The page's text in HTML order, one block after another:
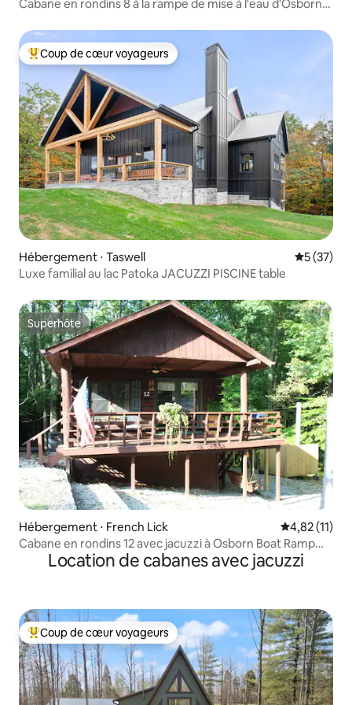
Cabane en rondins 8 à la rampe de mise à l'eau d'Osborn
Coups de cœur voyageurs les plus appréciés
Coup de cœur voyageurs
Hébergement ⋅ Taswell
5 (37)
Luxe familial au lac Patoka JACUZZI PISCINE table
Superhôte
Superhôte
Hébergement ⋅ French Lick Évaluation
4,82 (11)
Cabane en rondins 12 avec jacuzzi à Osborn Boat Ramp
sur le lac Patoka
Location de cabanes avec jacuzzi
Coups de cœur voyageurs les plus appréciés
Coup de cœur voyageurs